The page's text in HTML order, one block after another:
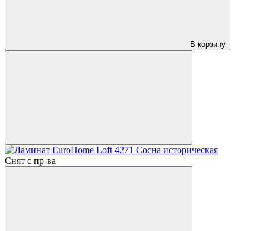
В корзину
Снят с пр-ва